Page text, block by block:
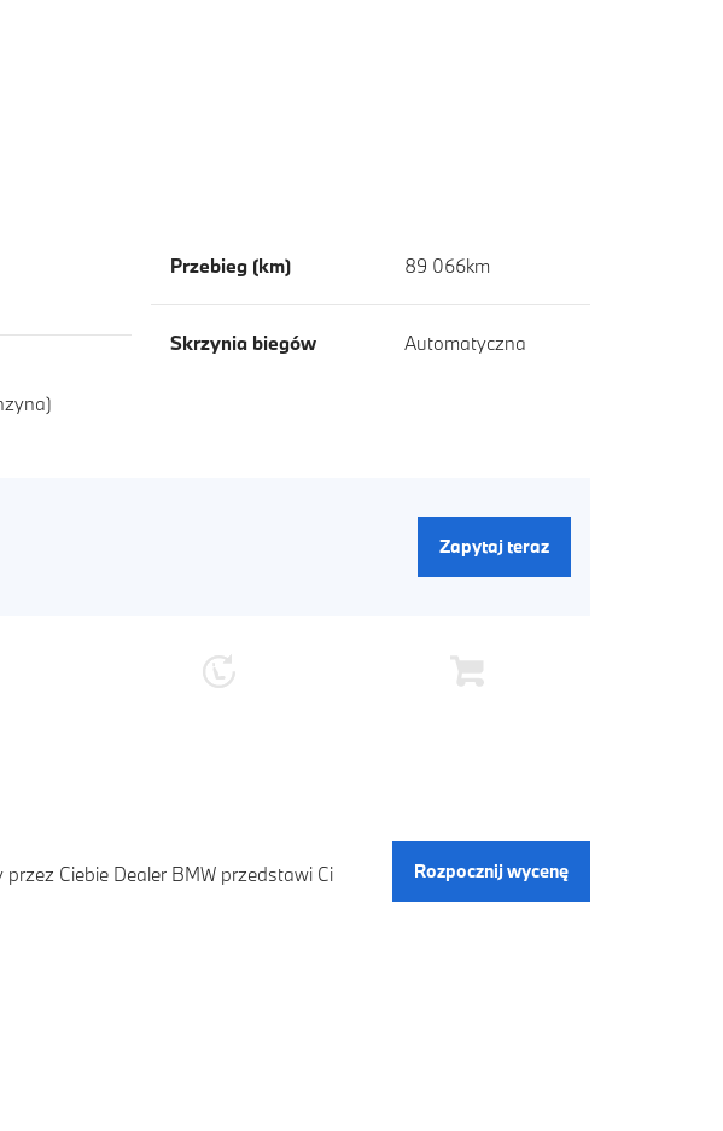
Przebieg (km) 89 066km
Skrzynia biegów Automatyczna
Zapytaj teraz
Ciebie Dealer BMW przedstawi Ci
Rozpocznij wycenę